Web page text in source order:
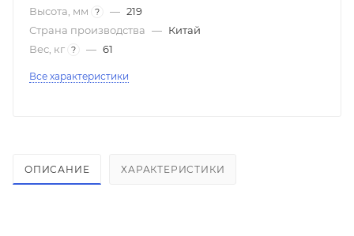
Высота, мм
? — 219
Страна производства — Китай
Вес, кг ? — 61
Все характеристики
ОПИСАНИЕ ХАРАКТЕРИСТИКИ